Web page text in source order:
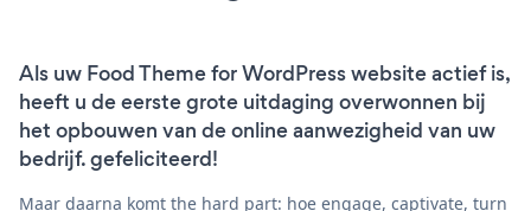
Als uw Food Theme for WordPress website actief is,
heeft u de eerste grote uitdaging overwonnen bij
het opbouwen van de online aanwezigheid van uw
bedrijf. gefeliciteerd!
Maar daarna komt the hard part: hoe engage, captivate, turn